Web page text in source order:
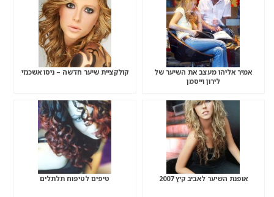
אמיר אליהו מעצב את השיער של
לירון וייסמן
קולקציית שיער חדשה – ניסו אשכנזי
אופנת השיער לאביב קיץ 2007 טיפים לטיפוח תלתלים